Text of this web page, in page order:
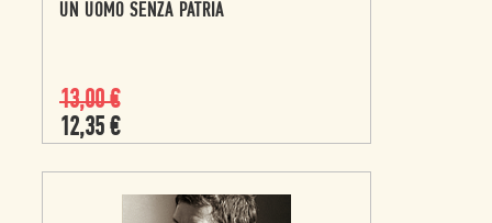
UN UOMO SENZA PATRIA
13,00€
12,35 €